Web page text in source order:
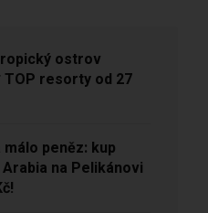
ostrov
TOP resorty od 27
peněz: kup
na Pelikánovi